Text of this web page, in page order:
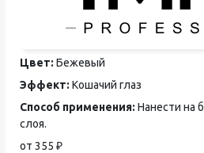
Цвет: Бежевый
Эффект: Кошачий глаз
Способ применения: Нанести на
слоя.
от 355 ₽